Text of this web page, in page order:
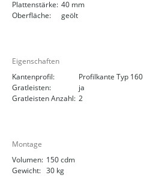
Plattenstärke: 40 mm
Oberfläche:
geölt
Eigenschaften
Kantenprofil:
Profilkante Typ 160
Gratleisten:
ja
Gratleisten Anzahl: 2
Montage
Volumen: 150 cdm
Gewicht: 30 kg